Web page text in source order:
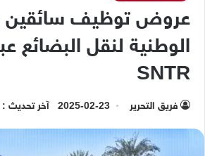
عروض توظيف سائقين
الوطنية لنقل البضائع
SNTR
فريق التحرير 2025-02-23 آخر تحديث : 2025-02-23